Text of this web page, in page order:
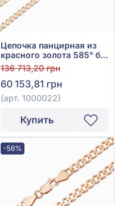
Цепочка панцирная из
красного золота 585° без
вставки, арт. 1000022
136 713,20 грн
60 153,81 грн
(арт. 1000022)
Купить
-56%